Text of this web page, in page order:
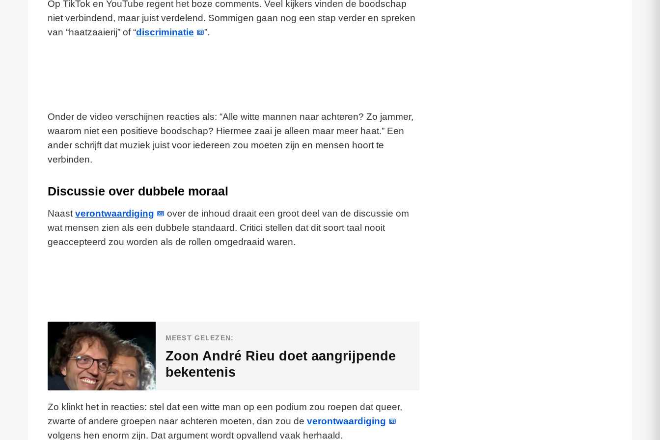
e
Op TikTok en YouTube regent het boze comments. Veel kijkers vinden de boodschap
niet verbindend, maar juist verdelend. Sommigen gaan nog een stap verder en spreken
van “haatzaaierij” of “discriminatie ”.
Onder de video verschijnen reacties als: “Alle witte mannen naar achteren? Zo jammer,
waarom niet een positieve boodschap? Hiermee zaai je alleen maar meer haat.” Een
ander schrijft dat muziek juist voor iedereen zou moeten zijn en mensen hoort te
verbinden.
Discussie over dubbele moraal
Naast verontwaardiging
over de inhoud draait een groot deel van de discussie om
wat mensen zien als een dubbele standaard. Critici stellen dat dit soort taal nooit
geaccepteerd zou worden als de rollen omgedraaid waren.
MEEST GELEZEN:
Zoon André Rieu doet aangrijpende
bekentenis
Zo klinkt het in reacties: stel dat een witte man op een podium zou roepen dat queer,
zwarte of andere groepen naar achteren moeten, dan zou de verontwaardiging
volgens hen enorm zijn. Dat argument wordt opvallend vaak herhaald.